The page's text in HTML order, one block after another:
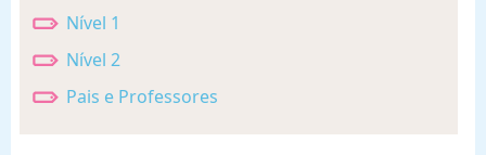
Nível 1
Nível 2
Pais e Professores